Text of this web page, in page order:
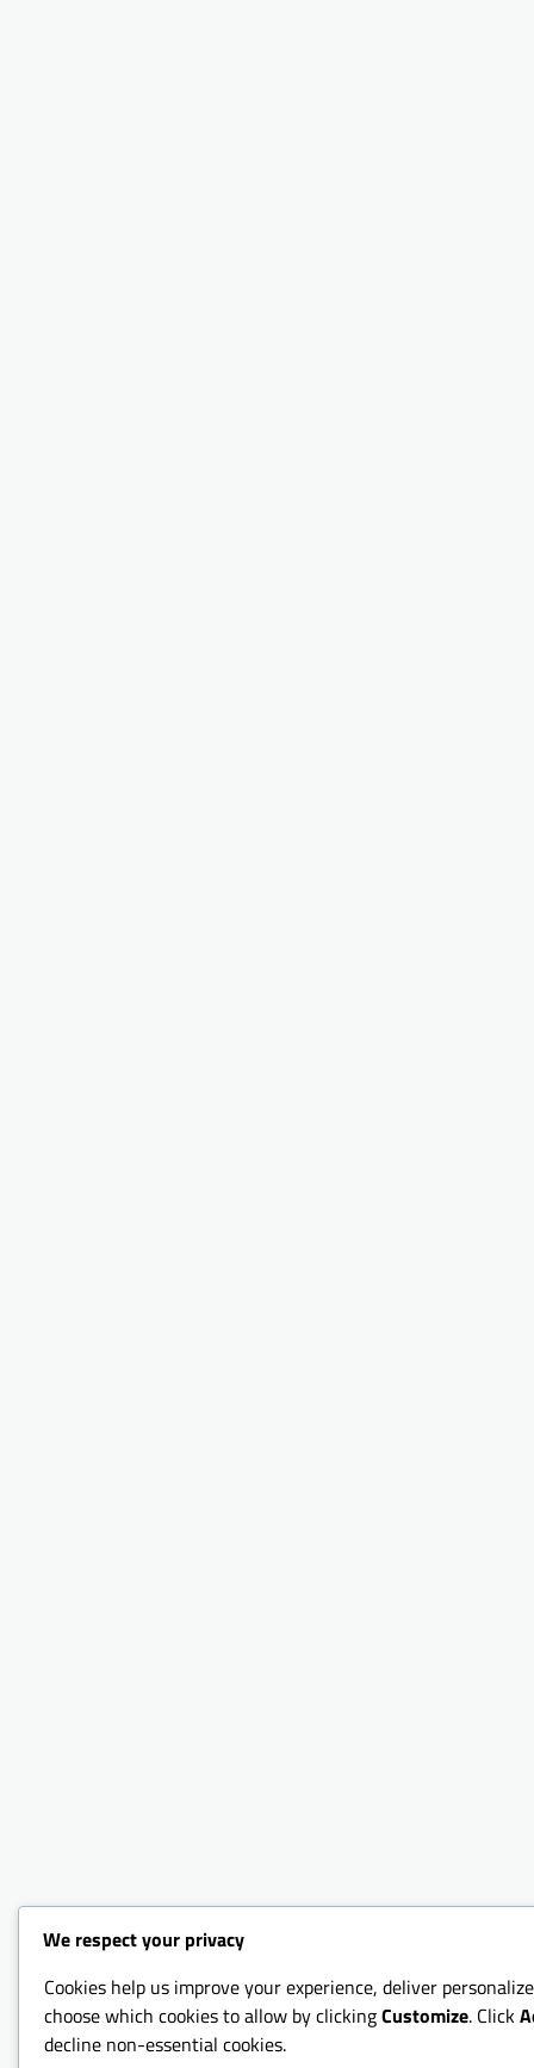
We respect your privacy
Cookies help us improve your experience, deliver
choose which cookies to allow by clickingCustomize. Click
decline non-essential cookies.